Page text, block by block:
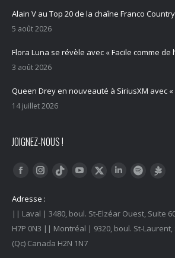
Alain V au Top 20 de la chaîne Franco
5 août 2026
Flora Luna se révèle avec « Facile comme de
3 août 2026
Queen Drey en nouveauté à SiriusXM avec
14 juillet 2026
JOIGNEZ-NOUS !
Trouvez nous sur :
FacebookInstagram
Tiktok YouTubeTwitter LinkedInSpotify
Adresse :
|| Laval | 3480, boul. St-Elzéar Ouest, Suite
H7P 0N3 || Montréal | 9320, boul. St-Laurent,
(Qc) Canada H2N 1N7